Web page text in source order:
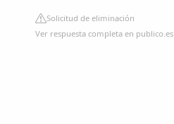
Solicitud de eliminación
Ver respuesta completa en publico.es